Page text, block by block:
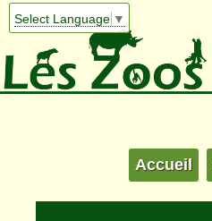
Select Language ▼
Accueil